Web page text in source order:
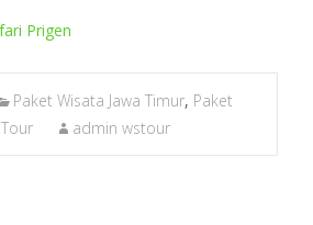
Paket Wisata Jawa Timur, Paket
Tour admin wstour